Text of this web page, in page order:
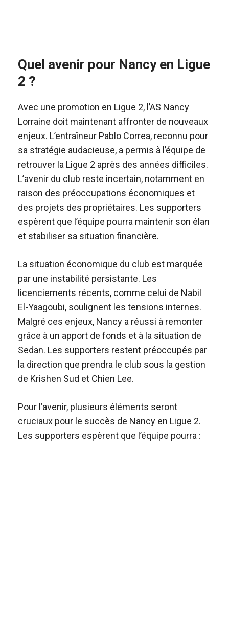
Quel avenir pour Nancy en Ligue
2 ?
Avec une promotion en Ligue 2, l’AS Nancy
Lorraine doit maintenant affronter de nouveaux
enjeux. L’entraîneur Pablo Correa, reconnu pour
sa stratégie audacieuse, a permis à l’équipe de
retrouver la Ligue 2 après des années difficiles.
L’avenir du club reste incertain, notamment en
raison des préoccupations économiques et
des projets des propriétaires. Les supporters
espèrent que l’équipe pourra maintenir son élan
et stabiliser sa situation financière.
La situation économique du club est marquée
par une instabilité persistante. Les
licenciements récents, comme celui de Nabil
El-Yaagoubi, soulignent les tensions internes.
Malgré ces enjeux, Nancy a réussi à remonter
grâce à un apport de fonds et à la situation de
Sedan. Les supporters restent préoccupés par
la direction que prendra le club sous la gestion
de Krishen Sud et Chien Lee.
Pour l’avenir, plusieurs éléments seront
cruciaux pour le succès de Nancy en Ligue 2.
Les supporters espèrent que l’équipe pourra :